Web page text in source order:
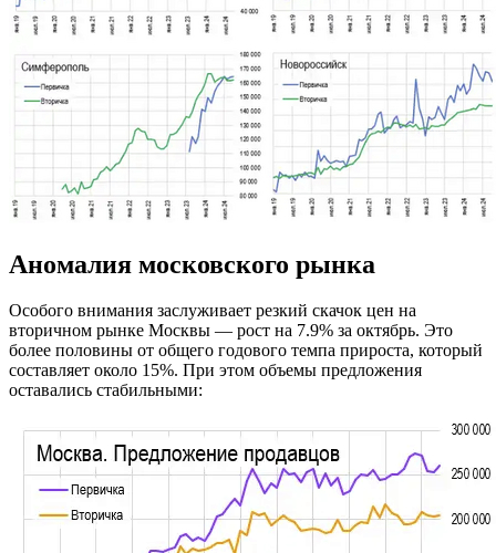
Аномалия московского рынка
Особого внимания заслуживает резкий скачок цен на
вторичном рынке Москвы — рост на 7.9% за октябрь. Это
более половины от общего годового темпа прироста, который
составляет около 15%. При этом объемы предложения
оставались стабильными: